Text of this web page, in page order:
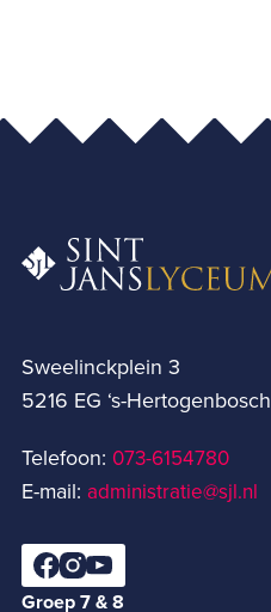
Sweelinckplein 3
5216 EG ‘s-Hertogenbosch
Telefoon: 073-6154780­
E-mail: administratie@sjl.nl
Groep 7 & 8